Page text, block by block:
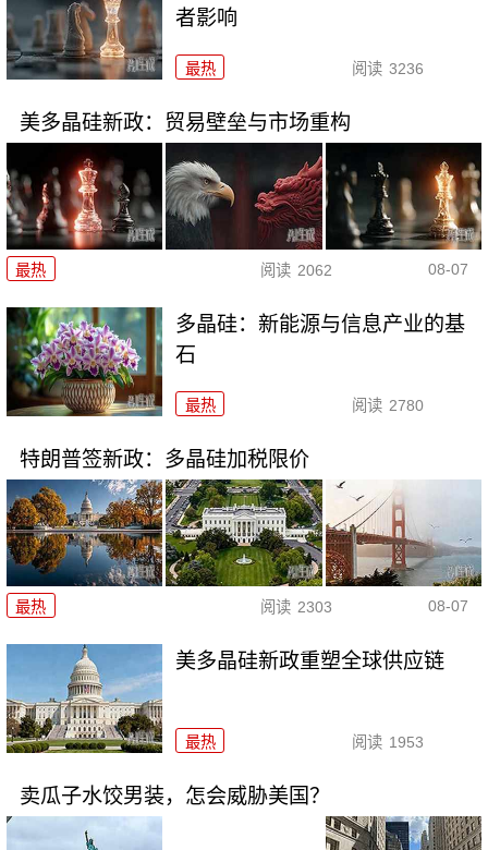
者影响
最热 阅读 3236
美多晶硅新政：贸易壁垒与市场重构
最热 阅读 2062 08-07
多晶硅：新能源与信息产业的基
石
最热 阅读 2780
特朗普签新政：多晶硅加税限价
最热 阅读 2303 08-07
美多晶硅新政重塑全球供应链
最热 阅读 1953
卖瓜子水饺男装，怎会威胁美国？